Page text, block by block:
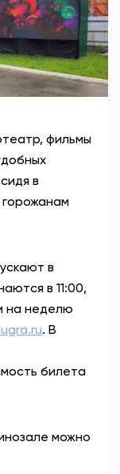
фильмы
в
в
в 11:00,
на неделю
. В
билета
можно